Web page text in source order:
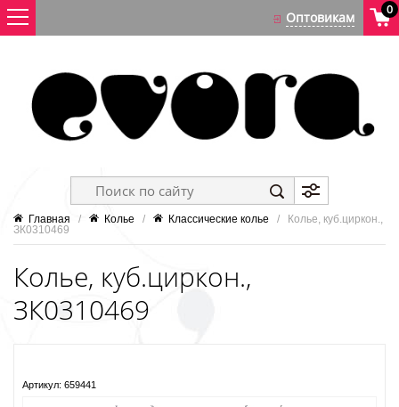
0
Главная / Колье / Классические колье /   Колье, куб.циркон.,
ЗК0310469
Колье, куб.циркон.,
ЗК0310469
Артикул: 659441